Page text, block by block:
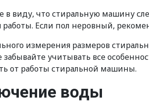
в виду, что стиральную машину
работы. Если пол неровный,
измерения размеров
забывайте учитывать все
от работы стиральной машины.
воды